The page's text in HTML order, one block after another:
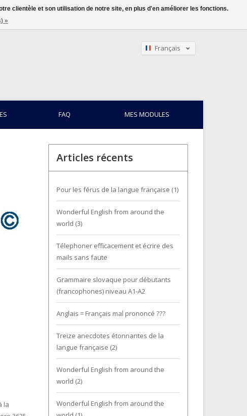
Français
FAQ MES MODULES
la
Articles récents
Pour les férus de la langue française (1)
Wonderful English from around the
world (3)
Télephoner efficacement et écrire des
mails sans faute
Grammaire slovaque pour débutants
(francophones) niveau A1-A2
Anglais = Français mal prononcé ???
Treize anecdotes étonnantes de la
langue française (2)
Wonderful English from around the
world (2)
Wonderful English from around the
clientèle et son utilisation de notre site, en plus d'en améliorer les fonctions.
»